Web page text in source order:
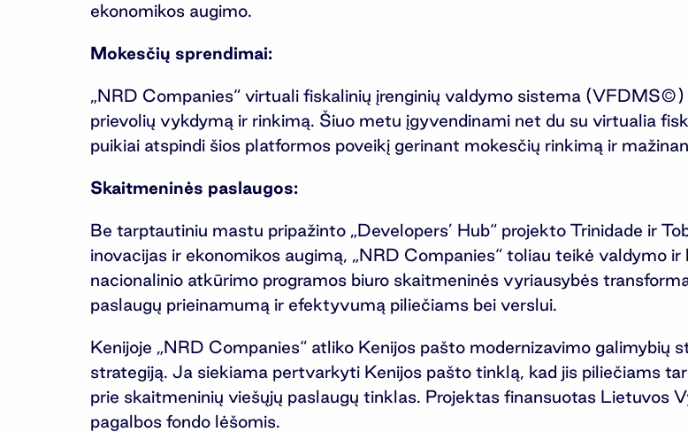
ekonomikos augimo.
Mokesčių sprendimai:
„NRD Companies“ virtuali fiskalinių įrenginių valdymo sistema
prievolių vykdymą ir rinkimą. Šiuo metu įgyvendinami net du su virtualia
puikiai atspindi šios platformos poveikį gerinant mokesčių rinkimą ir
Skaitmeninės paslaugos:
Be tarptautiniu mastu pripažinto „Developers’ Hub“ projekto Trinidade ir
inovacijas ir ekonomikos augimą, „NRD Companies“ toliau teikė valdymo
nacionalinio atkūrimo programos biuro skaitmeninės vyriausybės
paslaugų prieinamumą ir efektyvumą piliečiams bei verslui.
Kenijoje „NRD Companies“ atliko Kenijos pašto modernizavimo galimybių
strategiją. Ja siekiama pertvarkyti Kenijos pašto tinklą, kad jis piliečiams
prie skaitmeninių viešųjų paslaugų tinklas. Projektas finansuotas Lietuvos
pagalbos fondo lėšomis.